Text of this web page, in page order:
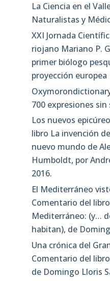
La Ciencia en el
Naturalistas y
XXI Jornada
riojano Mariano P.
primer biólogo
proyección europea
700 expresiones
Los nuevos
libro La invención
nuevo mundo de
Humboldt, por
2016.
El Mediterráneo
Comentario del
Mediterráneo: (y…
habitan), de
Una crónica del
Comentario del
de Domingo Lloris